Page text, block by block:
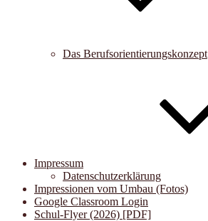
Das Berufsorientierungskonzept
Impressum
Datenschutzerklärung
Impressionen vom Umbau (Fotos)
Google Classroom Login
Schul-Flyer (2026) [PDF]